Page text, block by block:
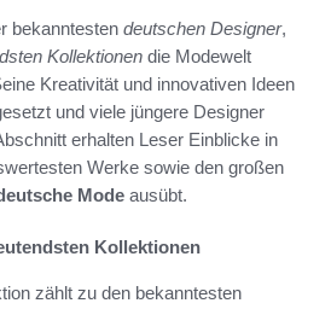
bekanntesten deutschen Designer,
Kollektionen die Modewelt
Kreativität und innovativen Ideen
und viele jüngere Designer
erhalten Leser Einblicke in
Werke sowie den großen
Mode ausübt.
Kollektionen
zählt zu den bekanntesten